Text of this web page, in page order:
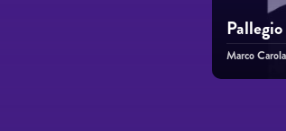
Pallegio
Marco Carola